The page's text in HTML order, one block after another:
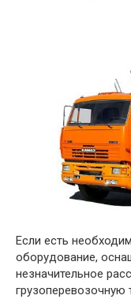
Если есть
оборудование,
незначительное
грузоперевозочную